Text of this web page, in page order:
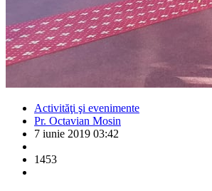
Activităţi şi evenimente
Pr. Octavian Mosin
7 iunie 2019 03:42
1453